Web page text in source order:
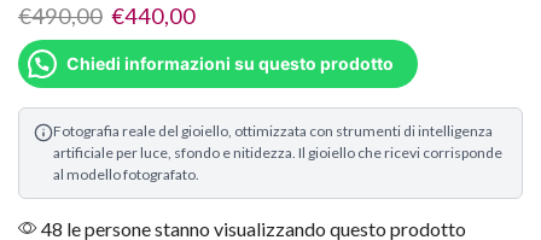
€490,00 €440,00
Chiedi informazioni su questo prodotto
Fotografia reale del gioiello, ottimizzata con strumenti di intelligenza
artificiale per luce, sfondo e nitidezza. Il gioiello che ricevi corrisponde
al modello fotografato.
48 le persone stanno visualizzando questo prodotto